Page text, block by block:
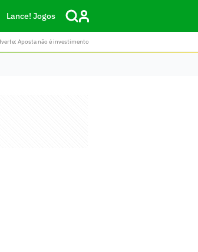
Lance! Jogos
Aposta não é investimento